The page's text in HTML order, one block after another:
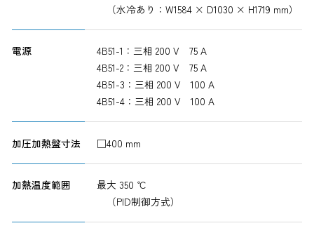
（水冷あり：W1584 × D1030 × H1719 mm）
電源
4B51-1：三相 200 V 75 A
4B51-2：三相 200 V 75 A
4B51-3：三相 200 V 100 A
4B51-4：三相 200 V 100 A
加圧加熱盤寸法 □400 mm
加熱温度範囲
最大 350 ℃
（PID制御方式）